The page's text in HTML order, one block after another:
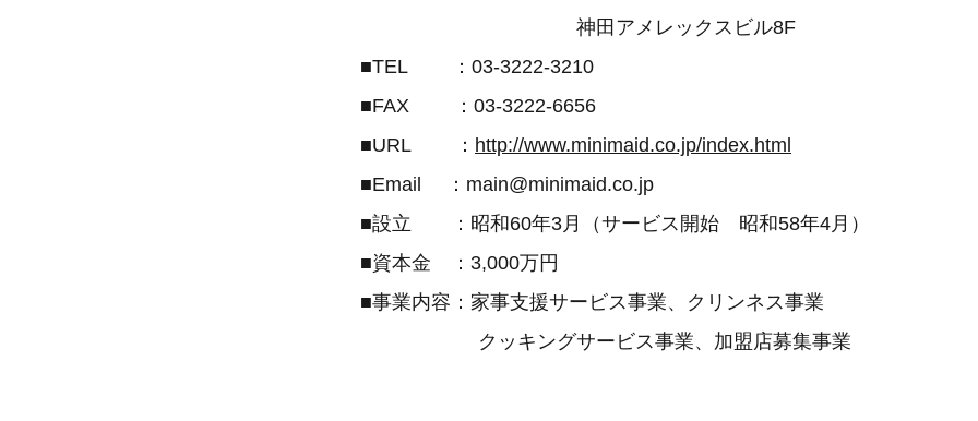
神田アメレックスビル8F
■TEL ：03-3222-3210
■FAX ：03-3222-6656
■URL ： http://www.minimaid.co.jp/index.html
■Email ：main@minimaid.co.jp
■設立 ：昭和60年3月（サービス開始 昭和58年4月）
■資本金 ：3,000万円
■事業内容：家事支援サービス事業、クリンネス事業
クッキングサービス事業、加盟店募集事業